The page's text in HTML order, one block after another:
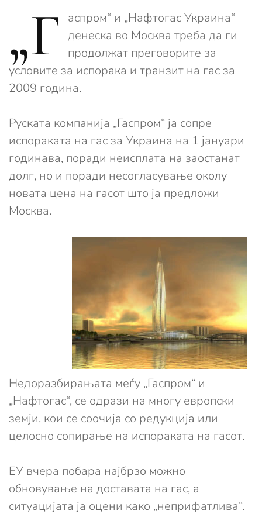
„Г
аспром“ и „Нафтогас Украина“
денеска во Москва треба да ги
продолжат преговорите за
условите за испорака и транзит на гас за
2009 година.
Руската компанија „Гаспром“ ја сопре
испораката на гас за Украина на 1 јануари
годинава, поради неисплата на заостанат
долг, но и поради несогласување околу
новата цена на гасот што ја предложи
Москва.
Недоразбирањата меѓу „Гаспром“ и
„Нафтогас“, се одрази на многу европски
земји, кои се соочија со редукција или
целосно сопирање на испораката на гасот.
ЕУ вчера побара најбрзо можно
обновување на доставата на гас, а
ситуацијата ја оцени како „неприфатлива“.